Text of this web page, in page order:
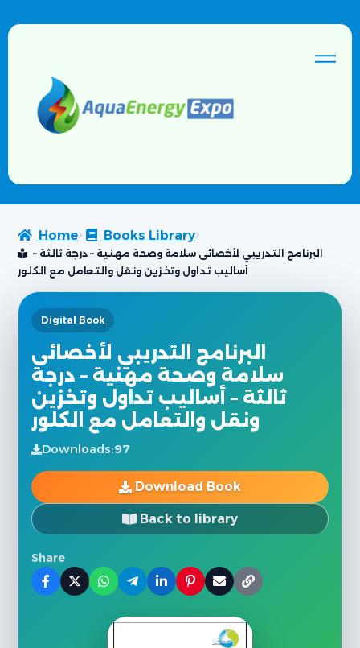
Home Books Library
البرنامج التدريبي لأخصائى سلامة وصحة مهنية – درجة ثالثة –
أساليب تداول وتخزين ونقل والتعامل مع الكلور
Digital Book
البرنامج التدريبي لأخصائى
سلامة وصحة مهنية – درجة
ثالثة – أساليب تداول وتخزين
ونقل والتعامل مع الكلور
Downloads:97
Download Book
Back to library
Share